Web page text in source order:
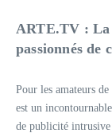
ARTE.TV : La
passionnés de
Pour les amateurs
est un
de publicité